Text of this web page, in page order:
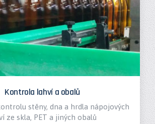
Kontrola lahví a obalů
stěny, dna a hrdla nápojových
ze skla, PET a jiných obalů